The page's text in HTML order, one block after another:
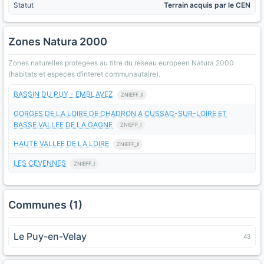
Statut Terrain acquis par le CEN
Zones Natura 2000
Zones naturelles protegees au titre du reseau europeen Natura 2000
(habitats et especes d’interet communautaire).
BASSIN DU PUY - EMBLAVEZ ZNIEFF_II
GORGES DE LA LOIRE DE CHADRON A CUSSAC-SUR-LOIRE ET
BASSE VALLEE DE LA GAGNE
ZNIEFF_I
HAUTE VALLEE DE LA LOIRE ZNIEFF_II
LES CEVENNES ZNIEFF_I
Communes (1)
Le Puy-en-Velay 43